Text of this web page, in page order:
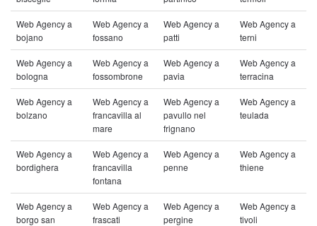
Web Agency a
bojano
Web Agency a
fossano
Web Agency a
patti
Web Agency a
terni
Web Agency a
bologna
Web Agency a
fossombrone
Web Agency a
pavia
Web Agency a
terracina
Web Agency a
bolzano
Web Agency a
francavilla al
mare
Web Agency a
pavullo nel
frignano
Web Agency a
teulada
Web Agency a
bordighera
Web Agency a
francavilla
fontana
Web Agency a
penne
Web Agency a
thiene
Web Agency a
borgo san
Web Agency a
frascati
Web Agency a
pergine
Web Agency a
tivoli